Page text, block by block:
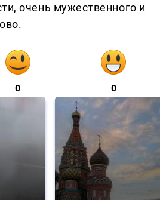
очень мужественного и
0 0